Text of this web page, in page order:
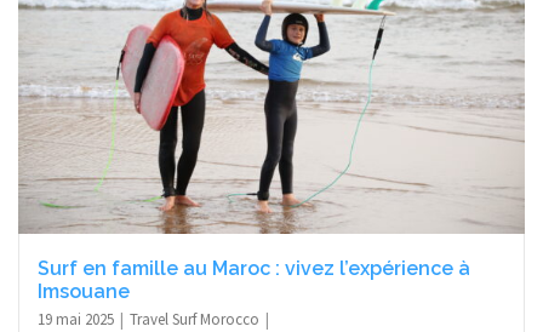
Surf en famille au Maroc : vivez l’expérience à
Imsouane
19 mai 2025
Travel Surf Morocco